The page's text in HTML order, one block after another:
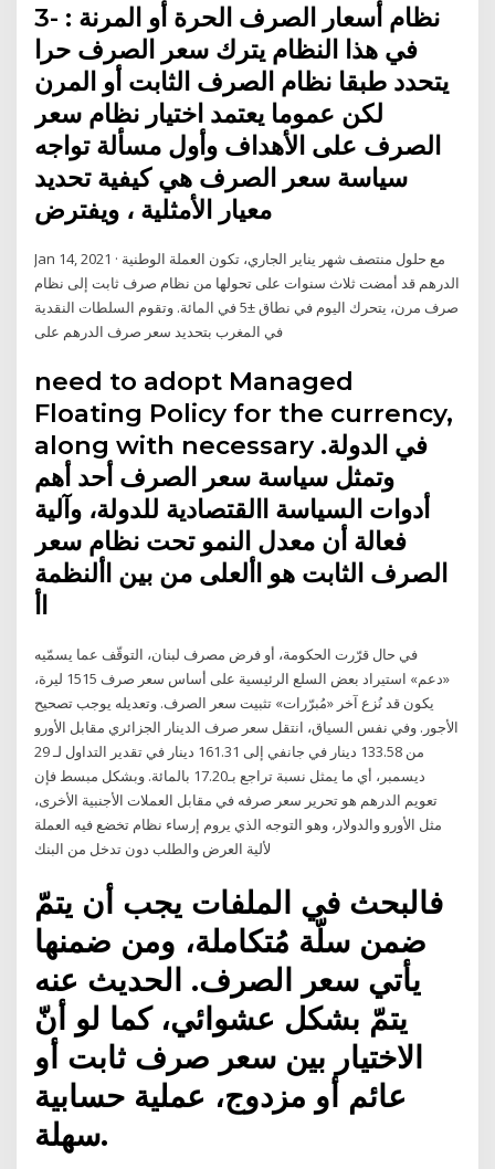
3- نظام أسعار الصرف الحرة أو المرنة :
في هذا النظام يترك سعر الصرف حرا
يتحدد طبقا نظام الصرف الثابت أو المرن
لكن عموما يعتمد اختيار نظام سعر
الصرف على الأهداف وأول مسألة تواجه
سياسة سعر الصرف هي كيفية تحديد
معيار الأمثلية ، ويفترض
Jan 14, 2021 · مع حلول منتصف شهر يناير الجاري، تكون العملة الوطنية
الدرهم قد أمضت ثلاث سنوات على تحولها من نظام صرف ثابت إلى نظام
صرف مرن، يتحرك اليوم في نطاق ±5 في المائة. وتقوم السلطات النقدية
في المغرب بتحديد سعر صرف الدرهم على
need to adopt Managed
Floating Policy for the currency,
along with necessary في الدولة.
وتمثل سياسة سعر الصرف أحد أهم
أدوات السياسة االقتصادية للدولة، وآلية
فعالة أن معدل النمو تحت نظام سعر
الصرف الثابت هو األعلى من بين األنظمة
في حال قرّرت الحكومة، أو فرض مصرف لبنان، التوقّف عما يسمّيه
«دعم» استيراد بعض السلع الرئيسية على أساس سعر صرف 1515 ليرة،
يكون قد نُزع آخر «مُبرّرات» تثبيت سعر الصرف. وتعديله يوجب تصحيح
الأجور. وفي نفس السياق، انتقل سعر صرف الدينار الجزائري مقابل الأورو
من 133.58 دينار في جانفي إلى 161.31 دينار في تقدير التداول لـ 29
ديسمبر، أي ما يمثل نسبة تراجع بـ17.20 بالمائة. وبشكل مبسط فإن
تعويم الدرهم هو تحرير سعر صرفه في مقابل العملات الأجنبية الأخرى،
مثل الأورو والدولار، وهو التوجه الذي يروم إرساء نظام تخضع فيه العملة
لألية العرض والطلب دون تدخل من البنك
فالبحث في الملفات يجب أن يتمّ
ضمن سلّة مُتكاملة، ومن ضمنها
يأتي سعر الصرف. الحديث عنه
يتمّ بشكل عشوائي، كما لو أنّ
الاختيار بين سعر صرف ثابت أو
عائم أو مزدوج، عملية حسابية
سهلة.